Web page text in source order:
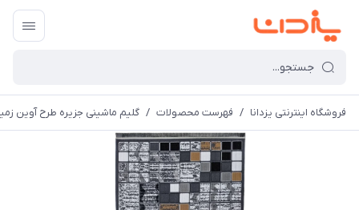
فروشگاه اینترنتی یزدانا / فهرست محصولات / گلیم ماشینی جزیره طرح آوین